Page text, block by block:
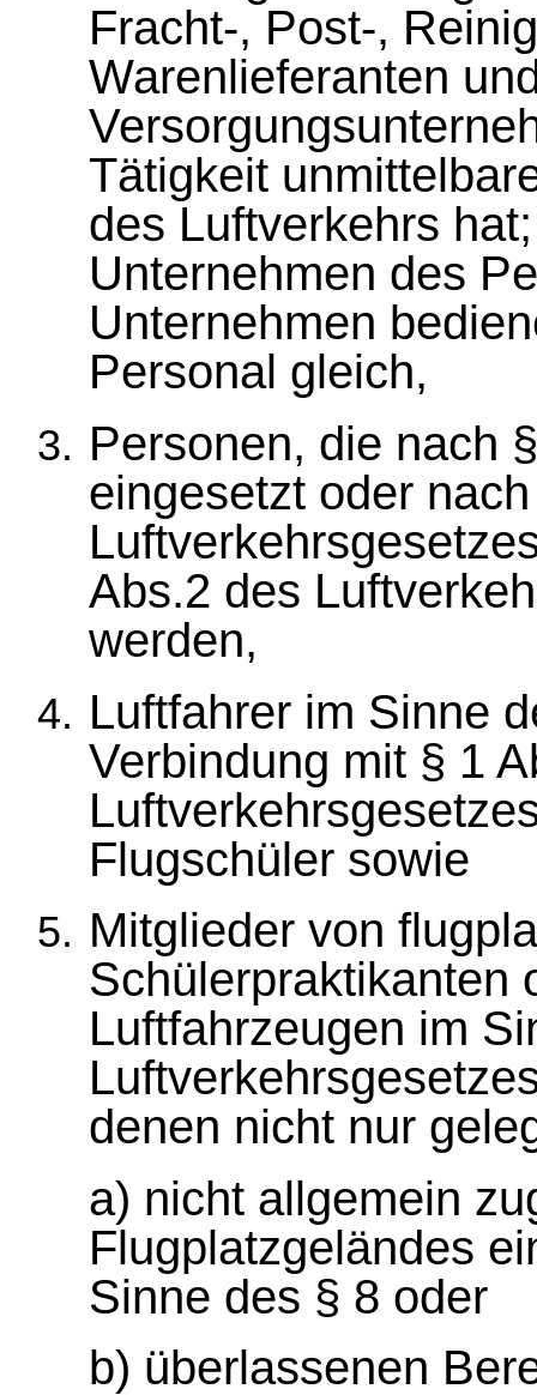
Fracht-, Post-,
Warenlieferanten
Tätigkeit
des Luftverkehrs
Unternehmen des
Unternehmen
Personal gleich,
Personen, die nach
eingesetzt oder
Abs.2 des
werden,
Luftfahrer im Sinne
Verbindung mit § 1
Flugschüler sowie
Mitglieder von
Schülerpraktikanten
Luftfahrzeugen im
denen nicht nur
a) nicht allgemein
Flugplatzgeländes
Sinne des § 8 oder
b) überlassenen